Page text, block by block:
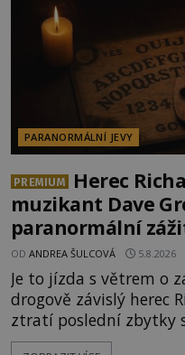
PARANORMÁLNÍ JEVY
PREMIUM
Herec
muzikant Dave
paranormální
OD ANDREA ŠULCOVÁ 5.8.2026
Je to jízda s větrem o
drogově závislý herec
ztratí poslední zbytky
po silnicích ve svém